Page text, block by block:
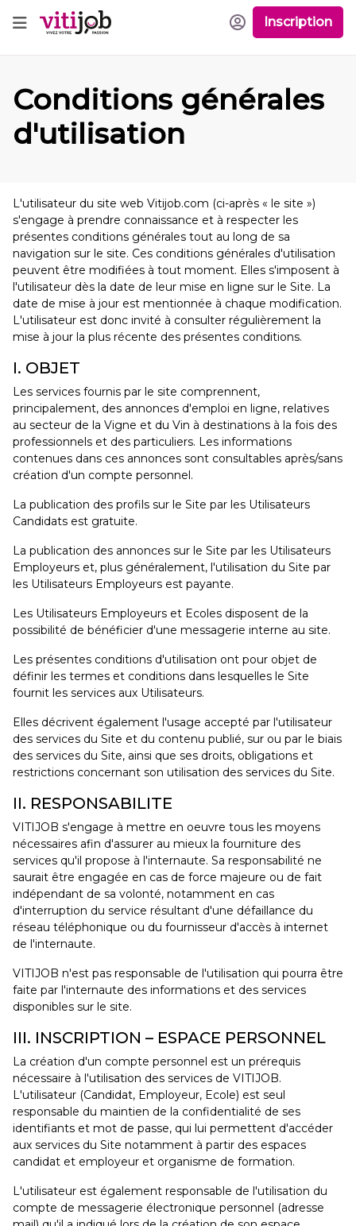
Inscription
Conditions générales
d'utilisation
L'utilisateur du site web Vitijob.com (ci-après « le site »)
s'engage à prendre connaissance et à respecter les
présentes conditions générales tout au long de sa
navigation sur le site. Ces conditions générales d'utilisation
peuvent être modifiées à tout moment. Elles s'imposent à
l'utilisateur dès la date de leur mise en ligne sur le Site. La
date de mise à jour est mentionnée à chaque modification.
L'utilisateur est donc invité à consulter régulièrement la
mise à jour la plus récente des présentes conditions.
I. OBJET
Les services fournis par le site comprennent,
principalement, des annonces d'emploi en ligne, relatives
au secteur de la Vigne et du Vin à destinations à la fois des
professionnels et des particuliers. Les informations
contenues dans ces annonces sont consultables après/sans
création d'un compte personnel.
La publication des profils sur le Site par les Utilisateurs
Candidats est gratuite.
La publication des annonces sur le Site par les Utilisateurs
Employeurs et, plus généralement, l'utilisation du Site par
les Utilisateurs Employeurs est payante.
Les Utilisateurs Employeurs et Ecoles disposent de la
possibilité de bénéficier d'une messagerie interne au site.
Les présentes conditions d'utilisation ont pour objet de
définir les termes et conditions dans lesquelles le Site
fournit les services aux Utilisateurs.
Elles décrivent également l'usage accepté par l'utilisateur
des services du Site et du contenu publié, sur ou par le biais
des services du Site, ainsi que ses droits, obligations et
restrictions concernant son utilisation des services du Site.
II. RESPONSABILITE
VITIJOB s'engage à mettre en oeuvre tous les moyens
nécessaires afin d'assurer au mieux la fourniture des
services qu'il propose à l'internaute. Sa responsabilité ne
saurait être engagée en cas de force majeure ou de fait
indépendant de sa volonté, notamment en cas
d'interruption du service résultant d'une défaillance du
réseau téléphonique ou du fournisseur d'accès à internet
de l'internaute.
VITIJOB n'est pas responsable de l'utilisation qui pourra être
faite par l'internaute des informations et des services
disponibles sur le site.
III. INSCRIPTION – ESPACE PERSONNEL
La création d'un compte personnel est un prérequis
nécessaire à l'utilisation des services de VITIJOB.
L'utilisateur (Candidat, Employeur, Ecole) est seul
responsable du maintien de la confidentialité de ses
identifiants et mot de passe, qui lui permettent d'accéder
aux services du Site notamment à partir des espaces
candidat et employeur et organisme de formation.
L'utilisateur est également responsable de l'utilisation du
compte de messagerie électronique personnel (adresse